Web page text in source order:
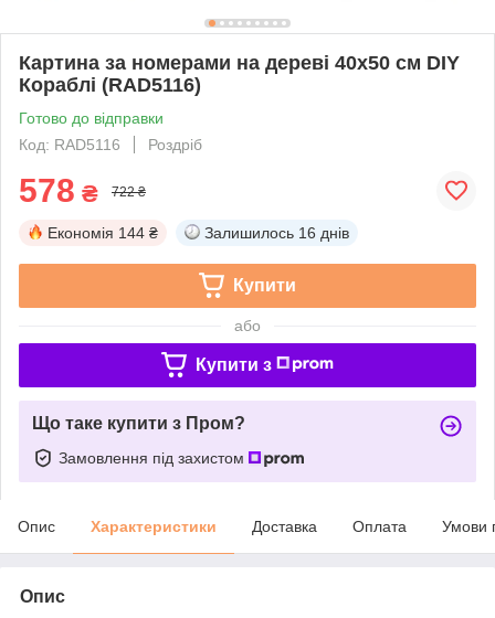
Картина за номерами на дереві 40х50 см DIY
Кораблі (RAD5116)
Готово до відправки
Код: RAD5116
Роздріб
578 ₴ 722 ₴
Економія 144 ₴ Залишилось 16 днів
Купити
або
Купити з
Що таке купити з Пром?
Замовлення під захистом
Опис Характеристики Доставка Оплата Умови
Опис